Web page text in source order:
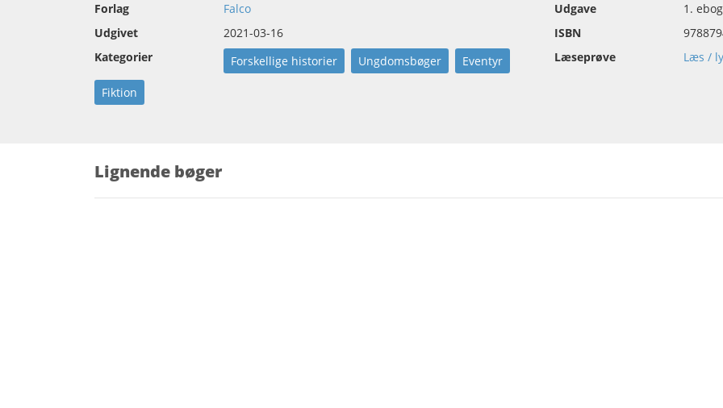
Forlag
Falco
Udgivet
2021-03-16
Kategorier
Forskellige historier Ungdomsbøger Eventyr
Fiktion
Udgave
1.
ISBN
Læseprøve
Læs /
Lignende bøger